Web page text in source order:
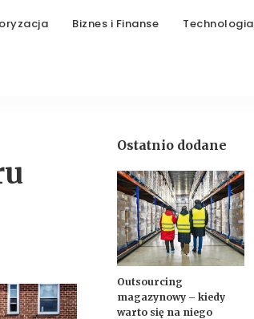
Biznes i Finanse Technologia
Ostatnio dodane
Outsourcing
magazynowy – kiedy
warto się na niego